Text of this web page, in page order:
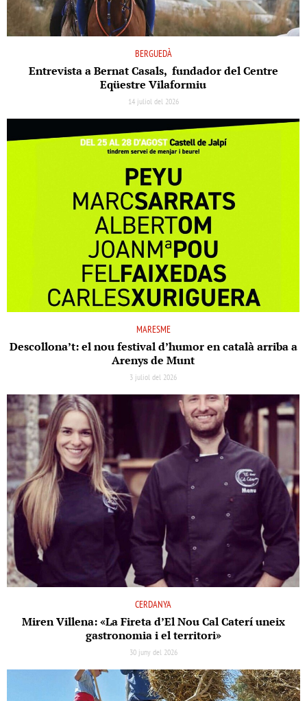
BERGUEDÀ
Entrevista a Bernat Casals, fundador del Centre
Eqüestre Vilaformiu
14 juliol del 2026
MARESME
Descollona’t: el nou festival d’humor en català arriba a
Arenys de Munt
3 juliol del 2026
CERDANYA
Miren Villena: «La Fireta d’El Nou Cal Caterí uneix
gastronomia i el territori»
30 juny del 2026